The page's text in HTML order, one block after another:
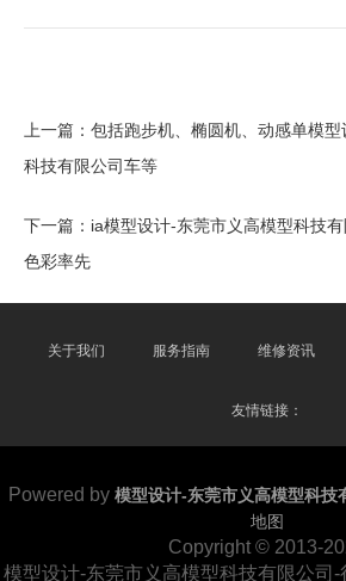
上一篇： 包括跑步机、椭圆机、动感单模
科技有限公司车等
下一篇： ia模型设计-东莞市义高模型科技
色彩率先
关于我们 服务指南 维修资讯
友情链接：
Powered by 模型设计-东莞市义高模型科技
地图
Copyright © 2013-
模型设计-东莞市义高模型科技有限公司